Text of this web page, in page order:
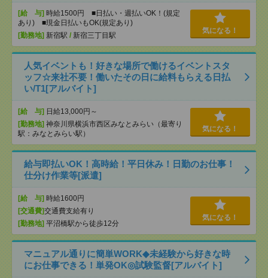
[給 与] 時給1500円 ■日払い・週払いOK！(規定
あり) ■現金日払いもOK(規定あり)
[勤務地] 新宿駅 / 新宿三丁目駅
気になる！
人気イベントも！好きな場所で働けるイベントスタ
ッフ☆来社不要！働いたその日に給料もらえる日払
い/T1[アルバイト]
[給 与] 日給13,000円～
[勤務地] 神奈川県横浜市西区みなとみらい（最寄り
駅：みなとみらい駅）
気になる！
給与即払いOK！高時給！平日休み！日勤のお仕事！
仕分け作業等[派遣]
[給 与] 時給1600円
[交通費]交通費支給有り
[勤務地] 平沼橋駅から徒歩12分
気になる！
マニュアル通りに簡単WORK◆未経験から好きな時
にお仕事できる！単発OK◎試験監督[アルバイト]